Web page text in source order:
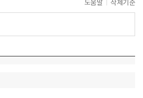
도움말 삭제기준